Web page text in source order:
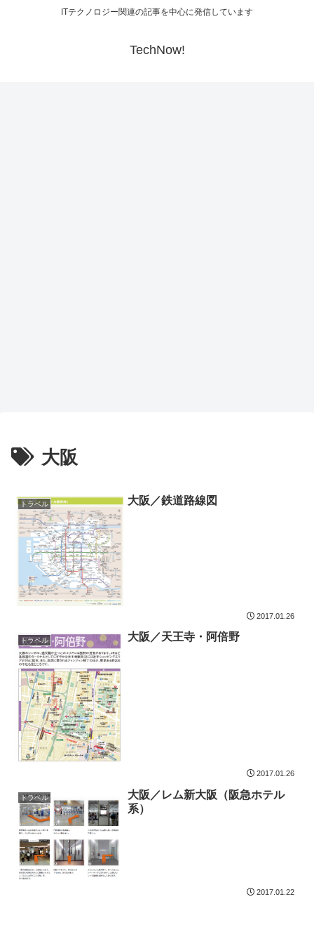
ITテクノロジー関連の記事を中心に発信しています
TechNow!
大阪
トラベル 大阪／鉄道路線図
2017.01.26
トラベル 大阪／天王寺・阿倍野
2017.01.26
トラベル
大阪／レム新大阪（阪急ホテル
系）
2017.01.22